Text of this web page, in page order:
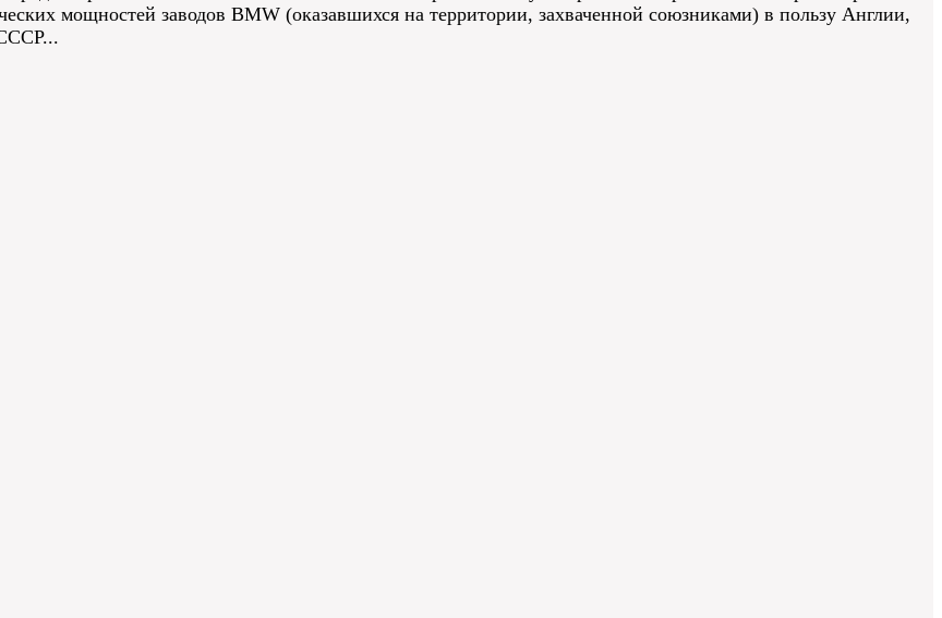
мощностей заводов BMW (оказавшихся на территории, захваченной союзниками) в пользу Англии,